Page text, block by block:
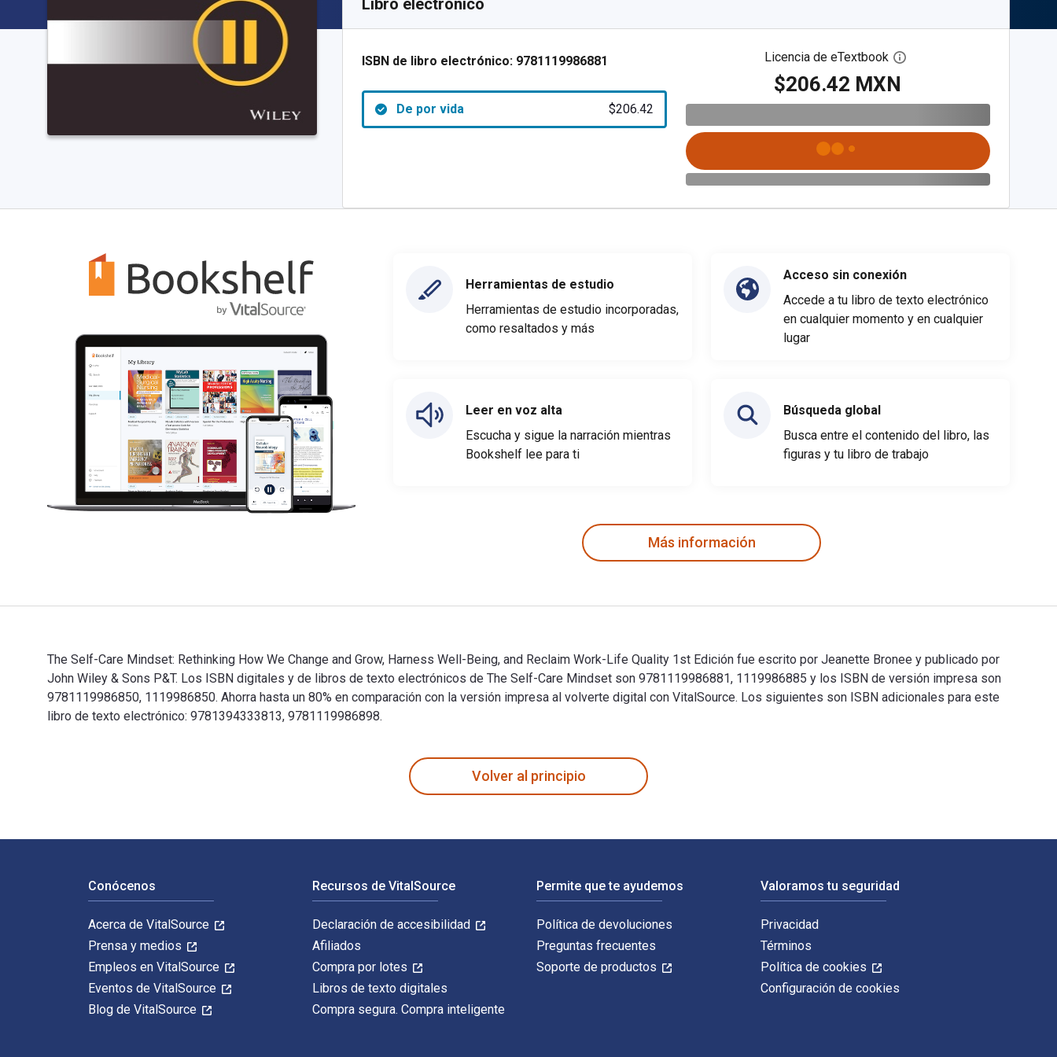
Libro electrónico
ISBN de libro electrónico: 9781119986881
De por vida $206.42
Licencia de eTextbook Abre el cuadro de diálogo
$206.42 MXN
Herramientas de estudio
Herramientas de estudio incorporadas,
como resaltados y más
Leer en voz alta
Escucha y sigue la narración mientras
Bookshelf lee para ti
Acceso sin conexión
Accede a tu libro de texto electrónico
en cualquier momento y en cualquier
lugar
Búsqueda global
Busca entre el contenido del libro, las
figuras y tu libro de trabajo
Más información
The Self-Care Mindset: Rethinking How We Change and Grow, Harness Well-Being, and Reclaim Work-Life Quality 1st Edición fue escrito por Jeanette Bronee y publicado por
John Wiley & Sons P&T. Los ISBN digitales y de libros de texto electrónicos de The Self-Care Mindset son 9781119986881, 1119986885 y los ISBN de versión impresa son
9781119986850, 1119986850. Ahorra hasta un 80% en comparación con la versión impresa al volverte digital con VitalSource. Los siguientes son ISBN adicionales para este
libro de texto electrónico: 9781394333813, 9781119986898.
Volver al principio
Conócenos
Acerca de VitalSource
Prensa y medios
Empleos en VitalSource
Eventos de VitalSource
Blog de VitalSource
Recursos de VitalSource
Declaración de accesibilidad
Afiliados
Compra por lotes
Libros de texto digitales
Compra segura. Compra inteligente
Permite que te ayudemos
Política de devoluciones
Preguntas frecuentes
Soporte de productos
Valoramos tu seguridad
Privacidad
Términos
Política de cookies
Configuración de cookies